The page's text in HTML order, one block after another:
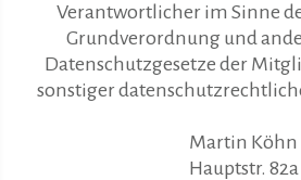
Verantwortlicher im Sinne
Grundverordnung und
Datenschutzgesetze der
sonstiger
Martin Köhn
Hauptstr. 82a